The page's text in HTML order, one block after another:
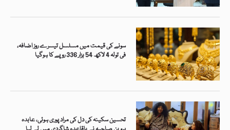
سونے کی قیمت میں مسلسل تیسرے روز اضافہ،
فی تولہ 4 لاکھ 54 ہزار 336 روپے کا ہوگیا
تحسین سکینہ کی دل کی مراد پوری ہوئی، عابدہ